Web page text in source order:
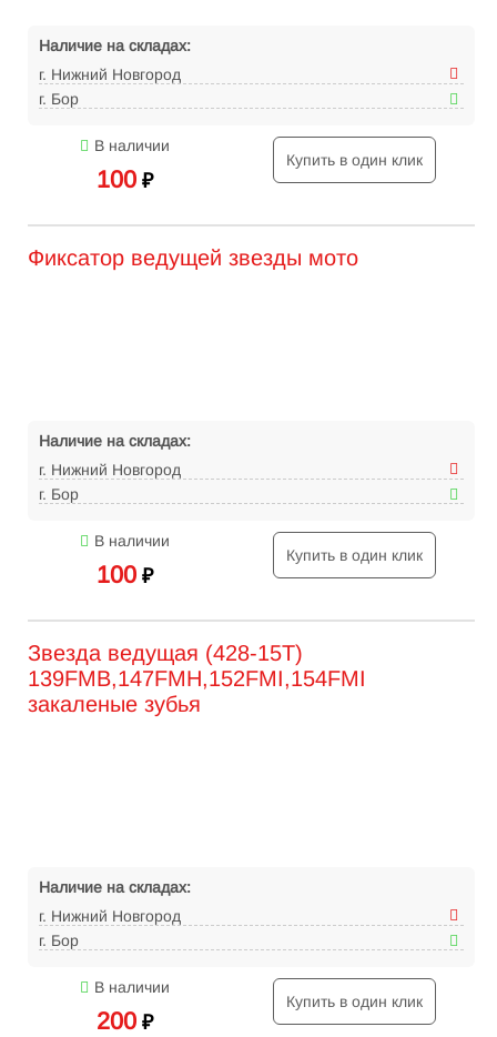
Наличие на складах:
г. Нижний Новгород
г. Бор
В наличии
100 ₽
Купить в один клик
Фиксатор ведущей звезды мото
Наличие на складах:
г. Нижний Новгород
г. Бор
В наличии
100 ₽
Купить в один клик
Звезда ведущая (428-15Т)
139FMB,147FMH,152FMI,154FMI
закаленые зубья
Наличие на складах:
г. Нижний Новгород
г. Бор
В наличии
200 ₽
Купить в один клик